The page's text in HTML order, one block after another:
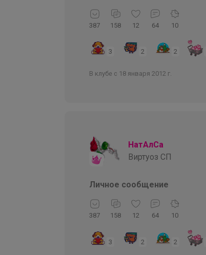
387 158 12 64 10
3 2 2
В клубе с 18 января 2012 г.
НатАлСа
Виртуоз СП
Личное сообщение
387 158 12 64 10
3 2 2